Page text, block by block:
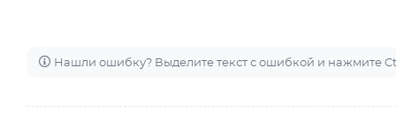
Нашли ошибку? Выделите текст с ошибкой и нажмите